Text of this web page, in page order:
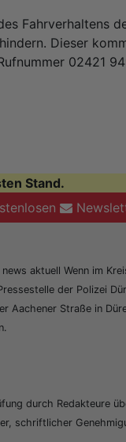
Fahrverhaltens
Dieser
02421
Stand.
aktuell Wenn im
der Polizei
Aachener Straße in
durch Redakteure
schriftlicher